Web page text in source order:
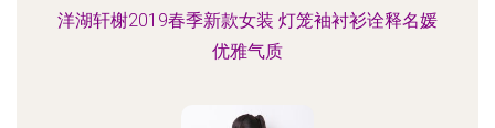
洋湖轩榭2019春季新款女装 灯笼袖衬衫诠释名媛
优雅气质